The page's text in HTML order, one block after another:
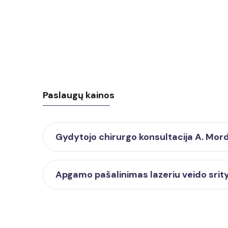
Paslaugų kainos
Gydytojo chirurgo konsultacija A.
Apgamo pašalinimas lazeriu veido